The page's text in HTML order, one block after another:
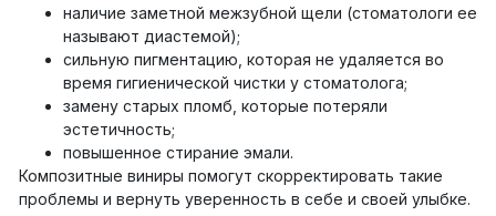
наличие заметной межзубной щели (стоматологи ее
называют диастемой);
сильную пигментацию, которая не удаляется во
время гигиенической чистки у стоматолога;
замену старых пломб, которые потеряли
эстетичность;
повышенное стирание эмали.
Композитные виниры помогут скорректировать такие
проблемы и вернуть уверенность в себе и своей улыбке.